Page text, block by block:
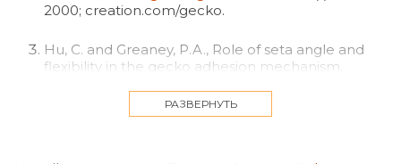
2000; creation.com/gecko.
Hu, C. and Greaney, P.A., Role of seta angle and
flexibility in the gecko adhesion mechanism,
doi:10.1063/1.4892628, 12 August 2014.
РАЗВЕРНУТЬ